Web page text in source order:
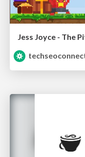
Jess Joyce - The